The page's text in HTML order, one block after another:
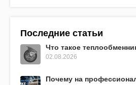
Последние статьи
Что такое
02.08.2026
Почему на